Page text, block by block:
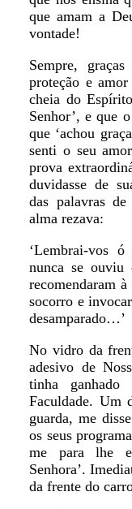
que amam a
vontade!
Sempre,
proteção e
cheia do
Senhor’, e que
que ‘achou
senti o seu
prova
duvidasse de
das palavras
alma rezava:
‘Lembrai-vos
nunca se ouviu
recomendaram
socorro e
desamparado…’
No vidro da
adesivo de
tinha
Faculdade. Um
guarda, me
os seus
me para lhe
Senhora’.
da frente do